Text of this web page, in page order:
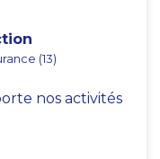
(13)
nos activités